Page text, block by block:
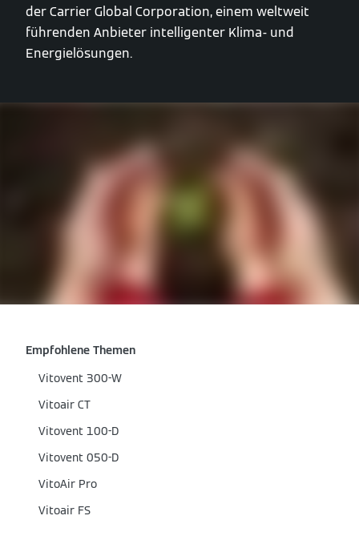
der Carrier Global Corporation, einem weltweit
führenden Anbieter intelligenter Klima- und
Energielösungen.
Empfohlene Themen
Vitovent 300-W
Vitoair CT
Vitovent 100-D
Vitovent 050-D
VitoAir Pro
Vitoair FS